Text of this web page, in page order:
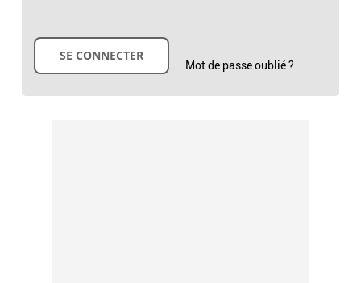
Mot de passe oublié ?